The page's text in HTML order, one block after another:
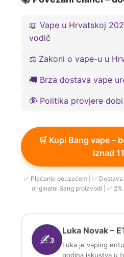
📖 Vape u Hrvatskoj
vodič
⚖️ Zakoni o vape-u u
🚚 Brza dostava vape
🔞 Politika provjere dobi
🛒 Kupi Bang vape –
iznad
✅ Plaćanje pouzećem | ✅
originalni Bang proizvodi | ✅
✍️
Luka Novak –
Luka je vaping
godina iskustva u